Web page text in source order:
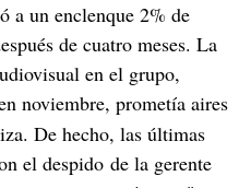
a un enclenque 2% de
de cuatro meses. La
en el grupo,
noviembre, prometía aires
De hecho, las últimas
el despido de la gerente